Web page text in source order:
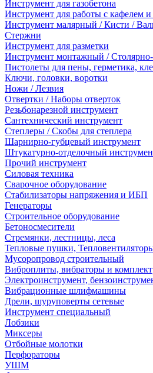
Инструмент для газобетона
Инструмент для работы с кафелем и
Инструмент малярный / Кисти /
Стержни
Инструмент для разметки
Инструмент монтажный /
Пистолеты для пены, герметика,
Ключи, головки, воротки
Ножи / Лезвия
Отвертки / Наборы отверток
Резьбонарезной инструмент
Сантехнический инструмент
Степлеры / Скобы для степлера
Шарнирно-губцевый инструмент
Штукатурно-отделочный
Прочий инструмент
Силовая техника
Сварочное оборудование
Стабилизаторы напряжения и ИБП
Генераторы
Строительное оборудование
Бетоносмесители
Стремянки, лестницы, леса
Тепловые пушки,
Мусоропровод строительный
Виброплиты, вибраторы и
Электроинструмент,
Вибрационные шлифмашины
Дрели, шуруповерты сетевые
Инструмент специальный
Лобзики
Миксеры
Отбойные молотки
Перфораторы
УШМ